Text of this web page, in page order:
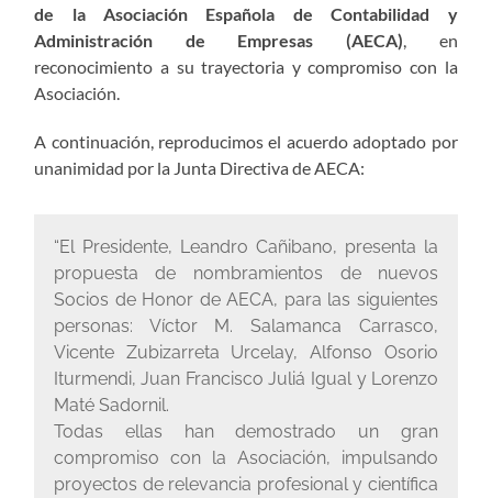
de la Asociación Española de Contabilidad y
Administración de Empresas (AECA), en
reconocimiento a su trayectoria y compromiso con la
Asociación.
A continuación, reproducimos el acuerdo adoptado por
unanimidad por la Junta Directiva de AECA:
“El Presidente, Leandro Cañibano, presenta la
propuesta de nombramientos de nuevos
Socios de Honor de AECA, para las siguientes
personas: Víctor M. Salamanca Carrasco,
Vicente Zubizarreta Urcelay, Alfonso Osorio
Iturmendi, Juan Francisco Juliá Igual y Lorenzo
Maté Sadornil.
Todas ellas han demostrado un gran
compromiso con la Asociación, impulsando
proyectos de relevancia profesional y científica